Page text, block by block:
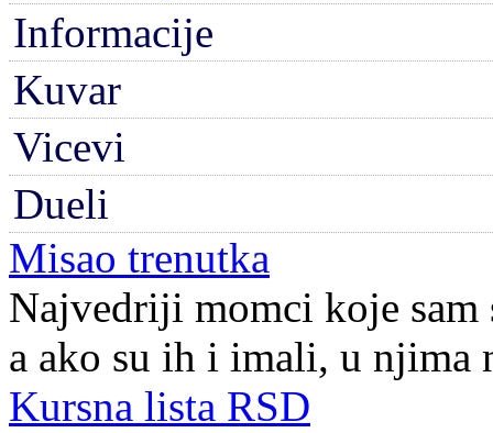
Informacije
Kuvar
Vicevi
Dueli
Misao trenutka
Najvedriji momci koje sam
a ako su ih i imali, u njima
Kursna lista RSD